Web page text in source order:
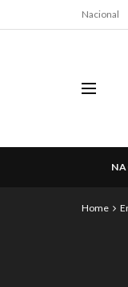
Nacional
Home